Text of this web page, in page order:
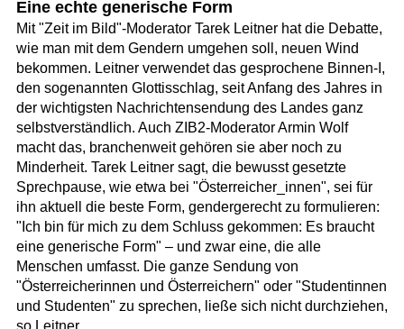
Eine echte generische Form
Mit "Zeit im Bild"-Moderator Tarek Leitner hat die Debatte,
wie man mit dem Gendern umgehen soll, neuen Wind
bekommen. Leitner verwendet das gesprochene Binnen-I,
den sogenannten Glottisschlag, seit Anfang des Jahres in
der wichtigsten Nachrichtensendung des Landes ganz
selbstverständlich. Auch ZIB2-Moderator Armin Wolf
macht das, branchenweit gehören sie aber noch zu
Minderheit. Tarek Leitner sagt, die bewusst gesetzte
Sprechpause, wie etwa bei "Österreicher_innen", sei für
ihn aktuell die beste Form, gendergerecht zu formulieren:
"Ich bin für mich zu dem Schluss gekommen: Es braucht
eine generische Form" – und zwar eine, die alle
Menschen umfasst. Die ganze Sendung von
"Österreicherinnen und Österreichern" oder "Studentinnen
und Studenten" zu sprechen, ließe sich nicht durchziehen,
so Leitner.